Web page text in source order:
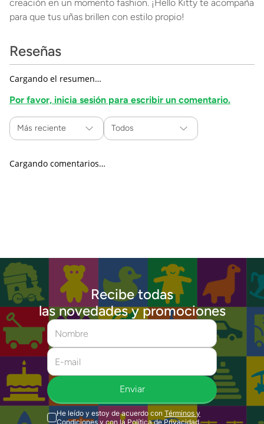
creación en un momento fashion. ¡Hello Kitty te acompaña
para que tus uñas brillen con estilo propio!
Reseñas
Cargando el resumen…
Por favor, inicia sesión para escribir un comentario.
Más reciente Todos
Cargando comentarios…
Recibe todas
las novedades y promociones
Enviar
He leído y estoy de acuerdo con Términos y
Condiciones y con la Política de Privacidad.